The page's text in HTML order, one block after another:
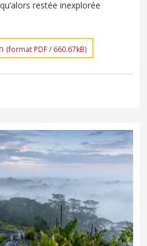
restée inexplorée
(format PDF / 660.67kB)